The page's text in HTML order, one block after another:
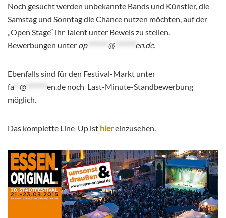
Noch gesucht werden unbekannte Bands und Künstler, die
Samstag und Sonntag die Chance nutzen möchten, auf der
„Open Stage“ ihr Talent unter Beweis zu stellen.
Bewerbungen unter op******* @******* en.de.
Ebenfalls sind für den Festival-Markt unter
fa** @ en.de noch Last-Minute-Standbewerbung
möglich.
Das komplette Line-Up ist hiereinzusehen.